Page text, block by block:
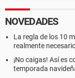
NOVEDADES
La regla de los 10
realmente
¡No caigas! Así es
temporada